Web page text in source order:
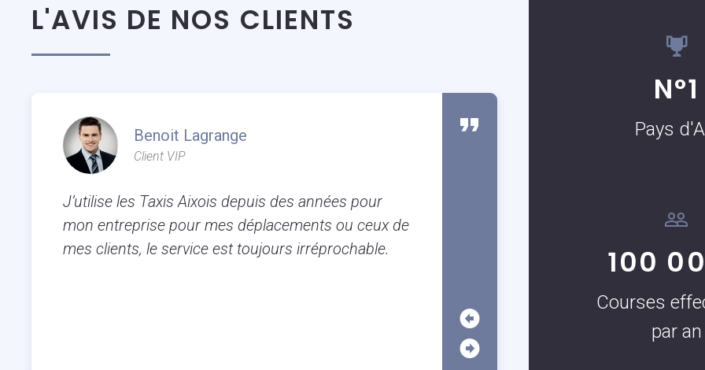
L'AVIS DE NOS CLIENTS
Benoit Lagrange
Client VIP
J’utilise les Taxis Aixois depuis des années pour
mon entreprise pour mes déplacements ou ceux de
mes clients, le service est toujours irréprochable.
Susanne Boulanger
garer à Aix que j’utilise très
c’est vraiment très pratique surtout
N°1
Pays
100
Courses
par an